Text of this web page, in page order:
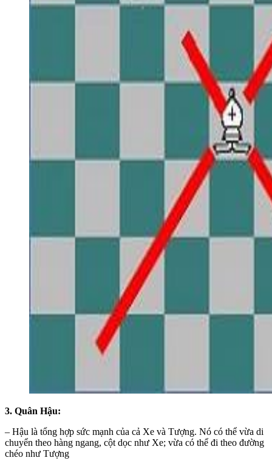
3. Quân Hậu:
– Hậu là tổng hợp sức mạnh của cả Xe và Tượng. Nó có thể vừa di
chuyển theo hàng ngang, cột dọc như Xe; vừa có thể đi theo đường
chéo như Tượng